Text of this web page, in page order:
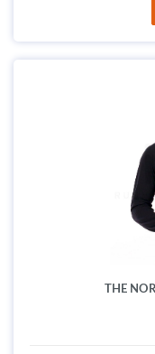
THE